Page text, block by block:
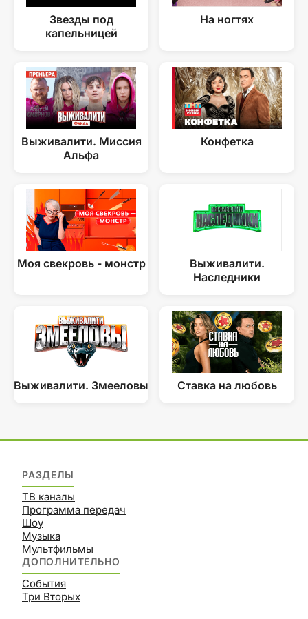
Звезды под
капельницей
На ногтях
Выживалити. Миссия
Альфа
Конфетка
Моя свекровь - монстр
Выживалити.
Наследники
Выживалити. Змееловы Ставка на любовь
РАЗДЕЛЫ
ТВ каналы
Программа передач
Шоу
Музыка
Мультфильмы
ДОПОЛНИТЕЛЬНО
События
Три Вторых